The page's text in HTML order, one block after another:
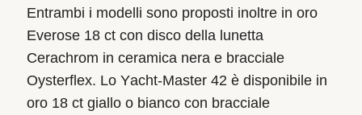
Entrambi i modelli sono proposti inoltre in oro
Everose 18 ct con disco della lunetta
Cerachrom in ceramica nera e bracciale
Oysterflex. Lo Yacht‑Master 42 è disponibile in
oro 18 ct giallo o bianco con bracciale